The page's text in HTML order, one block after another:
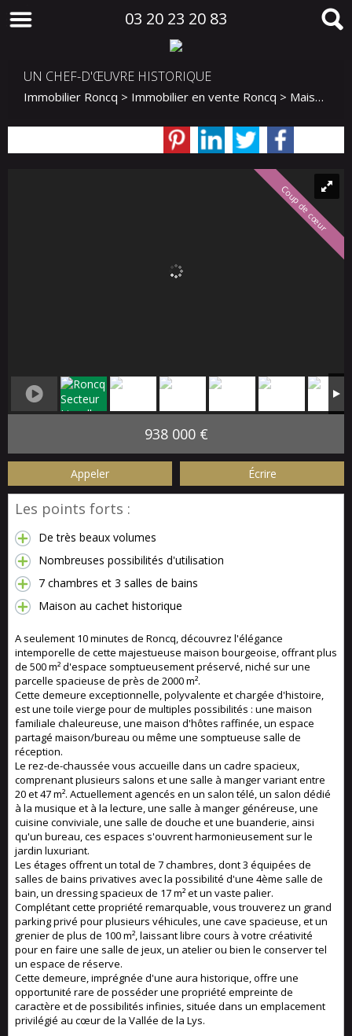
03 20 23 20 83
UN CHEF-D'ŒUVRE HISTORIQUE
Immobilier Roncq > Immobilier en vente Roncq > Maison Individuelle en vente Roncq
Coup de cœur
938 000 €
Appeler Écrire
Les points forts :
De très beaux volumes
Nombreuses possibilités d'utilisation
7 chambres et 3 salles de bains
Maison au cachet historique
A seulement 10 minutes de Roncq, découvrez l'élégance
intemporelle de cette majestueuse maison bourgeoise, offrant plus
de 500 m² d'espace somptueusement préservé, niché sur une
parcelle spacieuse de près de 2000 m².
Cette demeure exceptionnelle, polyvalente et chargée d'histoire,
est une toile vierge pour de multiples possibilités : une maison
familiale chaleureuse, une maison d'hôtes raffinée, un espace
partagé maison/bureau ou même une somptueuse salle de
réception.
Le rez-de-chaussée vous accueille dans un cadre spacieux,
comprenant plusieurs salons et une salle à manger variant entre
20 et 47 m². Actuellement agencés en un salon télé, un salon dédié
à la musique et à la lecture, une salle à manger généreuse, une
cuisine conviviale, une salle de douche et une buanderie, ainsi
qu'un bureau, ces espaces s'ouvrent harmonieusement sur le
jardin luxuriant.
Les étages offrent un total de 7 chambres, dont 3 équipées de
salles de bains privatives avec la possibilité d'une 4ème salle de
bain, un dressing spacieux de 17 m² et un vaste palier.
Complétant cette propriété remarquable, vous trouverez un grand
parking privé pour plusieurs véhicules, une cave spacieuse, et un
grenier de plus de 100 m², laissant libre cours à votre créativité
pour en faire une salle de jeux, un atelier ou bien le conserver tel
un espace de réserve.
Cette demeure, imprégnée d'une aura historique, offre une
opportunité rare de posséder une propriété empreinte de
caractère et de possibilités infinies, située dans un emplacement
privilégié au cœur de la Vallée de la Lys.